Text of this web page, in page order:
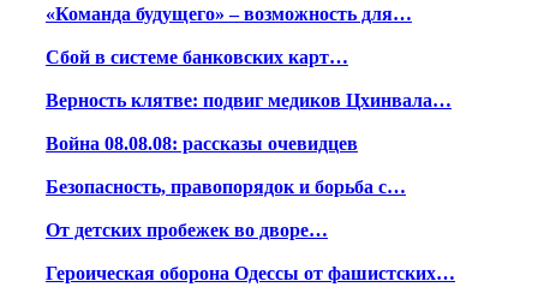
«Команда будущего» – возможность для…
Сбой в системе банковских карт…
Верность клятве: подвиг медиков Цхинвала…
Война 08.08.08: рассказы очевидцев
Безопасность, правопорядок и борьба с…
От детских пробежек во дворе…
Героическая оборона Одессы от фашистских…